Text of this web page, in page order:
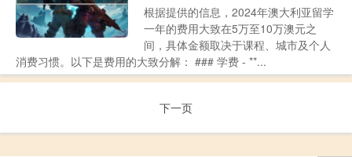
根据提供的信息，2024年澳大利亚留学
一年的费用大致在5万至10万澳元之
间，具体金额取决于课程、城市及个人
消费习惯。以下是费用的大致分解： ### 学费 - **...
下一页